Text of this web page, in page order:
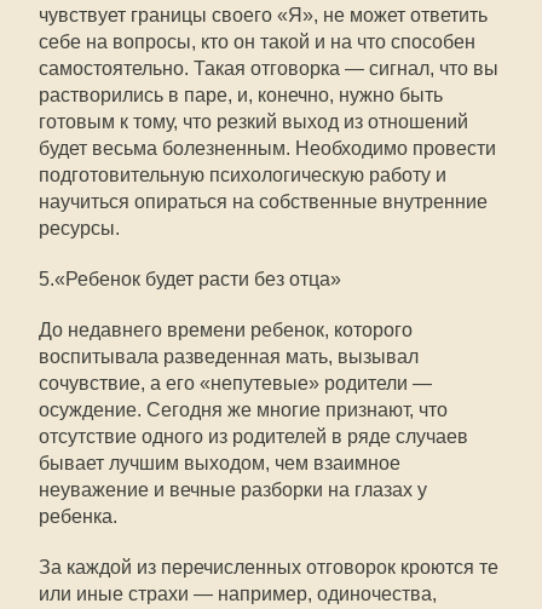
чувствует границы своего «Я», не может ответить
себе на вопросы, кто он такой и на что способен
самостоятельно. Такая отговорка — сигнал, что вы
растворились в паре, и, конечно, нужно быть
готовым к тому, что резкий выход из отношений
будет весьма болезненным. Необходимо провести
подготовительную психологическую работу и
научиться опираться на собственные внутренние
ресурсы.
5.«Ребенок будет расти без отца»
До недавнего времени ребенок, которого
воспитывала разведенная мать, вызывал
сочувствие, а его «непутевые» родители —
осуждение. Сегодня же многие признают, что
отсутствие одного из родителей в ряде случаев
бывает лучшим выходом, чем взаимное
неуважение и вечные разборки на глазах у
ребенка.
За каждой из перечисленных отговорок кроются те
или иные страхи — например, одиночества,